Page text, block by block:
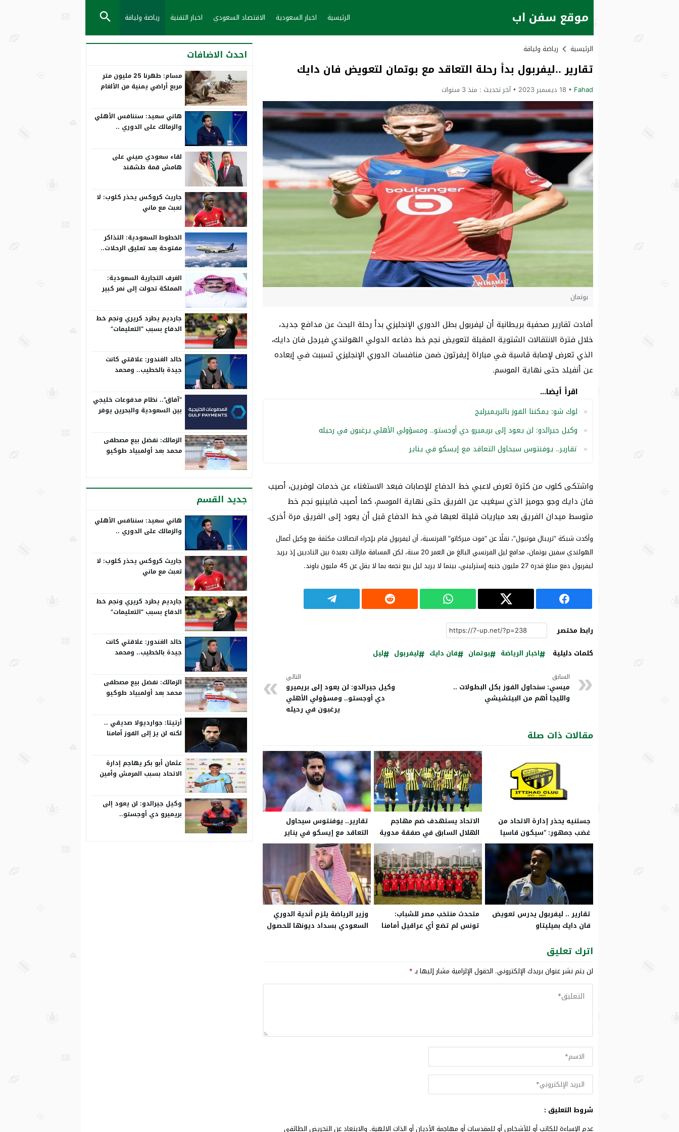
موقع سفن اب الرئيسية اخبار السعودية الاقتصاد السعودي اخبار التقنية رياضة ولياقة
الرئيسية رياضة ولياقة
تقارير ..ليفربول بدأ رحلة التعاقد مع بوتمان لتعويض فان دايك
Fahad 18 ديسمبر 2023 آخر تحديث : منذ 3 سنوات
بوتمان
أفادت تقارير صحفية بريطانية أن ليفربول بطل الدوري الإنجليزي بدأ رحلة البحث عن مدافع جديد،
خلال فترة الانتقالات الشتوية المقبلة لتعويض نجم خط دفاعه الدولي الهولندي فيرجل فان دايك،
الذي تعرض لإصابة قاسية في مباراة إيفرتون ضمن منافسات الدوري الإنجليزي تسببت في إبعاده
عن أنفيلد حتى نهاية الموسم.
اقرأ أيضا...
لوك شو: يمكننا الفوز بالبريميرليج
وكيل جيرالدو: لن يعود إلى بريميرو دي أوجستو.. ومسؤولي الأهلي يرغبون في رحيله
تقارير.. يوفنتوس سيحاول التعاقد مع إيسكو في يناير
واشتكى كلوب من كثرة تعرض لاعبي خط الدفاع للإصابات فبعد الاستغناء عن خدمات لوفرين، أصيب
فان دايك وجو جوميز الذي سيغيب عن الفريق حتى نهاية الموسم، كما أصيب فابينيو نجم خط
متوسط ميدان الفريق بعد مباريات قليلة لعبها في خط الدفاع قبل أن يعود إلى الفريق مرة أخرى.
وأكدت شبكة “تريبال فوتبول”، نقلًا عن “فوت ميركاتو” الفرنسية، أن ليفربول قام بإجراء اتصالات مكثفة مع وكيل أعمال
الهولندي سفين بوتمان، مدافع ليل الفرنسي البالغ من العمر 20 سنة، لكن المسافة مازالت بعيدة بين الناديين إذ يريد
ليفربول دفع مبلغ قدره 27 مليون جنيه إسترليني، بينما لا يريد ليل بيع نجمه بما لا يقل عن 45 مليون باوند.
رابط مختصر
كلمات دليلية
اخبار الرياضة بوتمان فان دايك ليفربول ليل
السابق
ميسي: سنحاول الفوز بكل البطولات ..
والليجا أهم من البيتشيشي
التالي
وكيل جيرالدو: لن يعود إلى بريميرو
دي أوجستو.. ومسؤولي الأهلي
يرغبون في رحيله
مقالات ذات صلة
جستنيه يحذر إدارة الاتحاد من
غضب جمهور: “سيكون قاسيا
وقت الحساب”
الاتحاد يستهدف ضم مهاجم
الهلال السابق في صفقة مدوية
تقارير.. يوفنتوس سيحاول
التعاقد مع إيسكو في يناير
تقارير .. ليفربول يدرس تعويض
فان دايك بميليتاو
متحدث منتخب مصر للشباب:
تونس لم تضع أي عراقيل أمامنا
وزير الرياضة يلزم أندية الدوري
السعودي بسداد ديونها للحصول
اترك تعليق
لن يتم نشر عنوان بريدك الإلكتروني. الحقول الإلزامية مشار إليها بـ*
شروط التعليق :
عدم الإساءة للكاتب أو للأشخاص أو للمقدسات أو مهاجمة الأديان أو الذات الالهية. والابتعاد عن التحريض الطائفي
احدث الاضافات
مسام: طهرنا 25 مليون متر
مربع أراضي يمنية من الألغام
هاني سعيد: سننافس الأهلي
والزمالك على الدوري ..
لقاء سعودي صيني على
هامش قمة طشقند
جاريث كروكس يحذر كلوب: لا
تعبث مع ماني
الخطوط السعودية: التذاكر
مفتوحة بعد تعليق الرحلات..
الغرف التجارية السعودية:
المملكة تحولت إلى نمر كبير
جارديم يطرد كريري ونجم خط
الدفاع بسبب “التعليمات”
خالد الغندور: علاقتي كانت
جيدة بالخطيب.. ومحمد
“آفاق”.. نظام مدفوعات خليجي
بين السعودية والبحرين يوفر
الزمالك: نفضل بيع مصطفى
محمد بعد أولمبياد طوكيو
جديد القسم
هاني سعيد: سننافس الأهلي
والزمالك على الدوري ..
جاريث كروكس يحذر كلوب: لا
تعبث مع ماني
جارديم يطرد كريري ونجم خط
الدفاع بسبب “التعليمات”
خالد الغندور: علاقتي كانت
جيدة بالخطيب.. ومحمد
الزمالك: نفضل بيع مصطفى
محمد بعد أولمبياد طوكيو
أرتيتا: جوارديولا صديقي ..
لكنه لن يرَ إلى الفوز أمامنا
عثمان أبو بكر يهاجم إدارة
الاتحاد بسبب المرمش وأمين
وكيل جيرالدو: لن يعود إلى
بريميرو دي أوجستو..